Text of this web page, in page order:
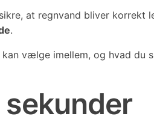
at regnvand bliver korrekt
.
kan vælge imellem, og hvad